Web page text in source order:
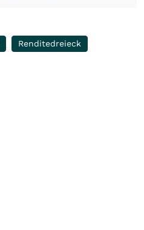
Renditedreieck